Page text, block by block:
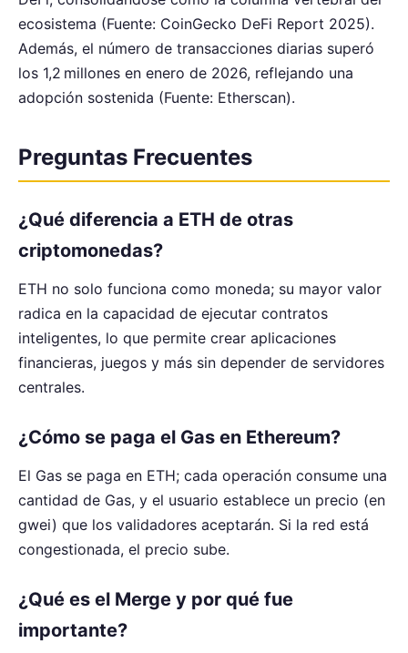
ecosistema (Fuente: CoinGecko DeFi Report 2025).
Además, el número de transacciones diarias superó
los 1,2 millones en enero de 2026, reflejando una
adopción sostenida (Fuente: Etherscan).
Preguntas Frecuentes
¿Qué diferencia a ETH de otras
criptomonedas?
ETH no solo funciona como moneda; su mayor valor
radica en la capacidad de ejecutar contratos
inteligentes, lo que permite crear aplicaciones
financieras, juegos y más sin depender de servidores
centrales.
¿Cómo se paga el Gas en Ethereum?
El Gas se paga en ETH; cada operación consume una
cantidad de Gas, y el usuario establece un precio (en
gwei) que los validadores aceptarán. Si la red está
congestionada, el precio sube.
¿Qué es el Merge y por qué fue
importante?